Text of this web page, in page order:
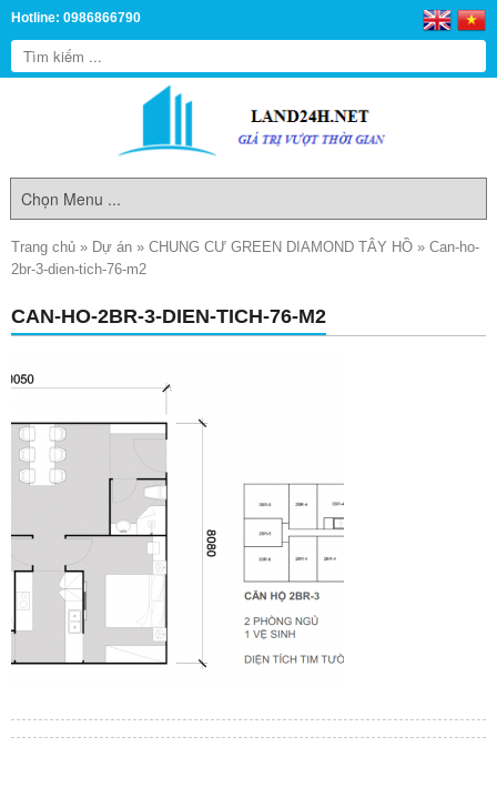
Hotline: 0986866790
Trang chủ » Dự án » CHUNG CƯ GREEN DIAMOND TÂY HỒ » Can-ho-
2br-3-dien-tich-76-m2
CAN-HO-2BR-3-DIEN-TICH-76-M2